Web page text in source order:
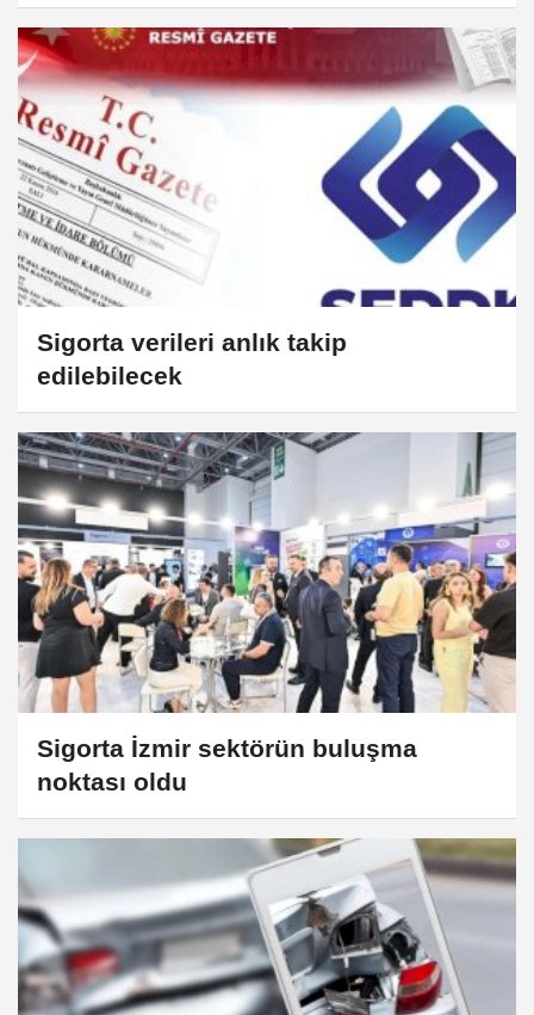
Sigorta verileri anlık takip
edilebilecek
Sigorta İzmir sektörün buluşma
noktası oldu